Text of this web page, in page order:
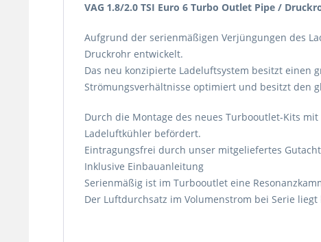
VAG 1.8/2.0 TSI Euro 6 Turbo Outlet Pipe /
Aufgrund der serienmäßigen Verjüngungen des
Druckrohr entwickelt.
Das neu konzipierte Ladeluftsystem besitzt einen
Strömungsverhältnisse optimiert und besitzt den
Durch die Montage des neues Turbooutlet-Kits
Ladeluftkühler befördert.
Eintragungsfrei durch unser mitgeliefertes
Inklusive Einbauanleitung
Serienmäßig ist im Turbooutlet eine
Der Luftdurchsatz im Volumenstrom bei Serie liegt